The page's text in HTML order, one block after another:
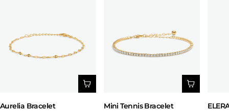
Aurelia Bracelet Mini Tennis Bracelet